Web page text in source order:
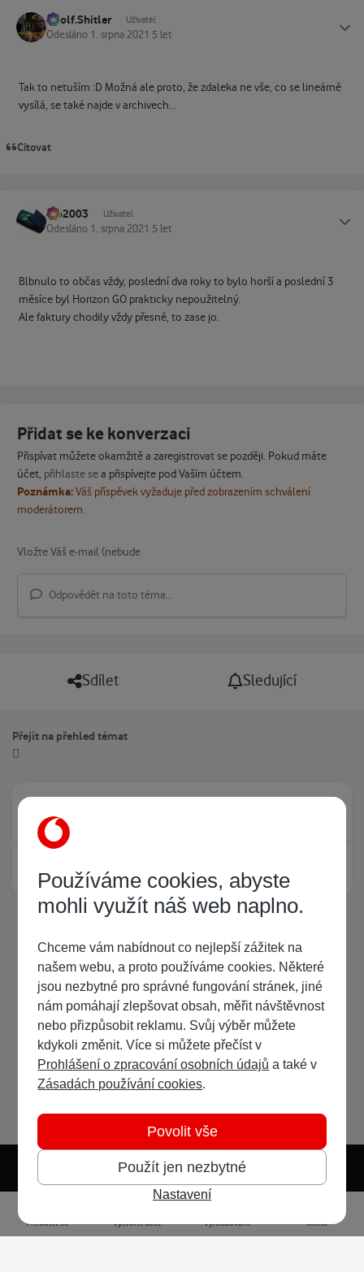
Adolf.Shitler Uživatel
Odesláno 1. srpna 2021 5 let
Tak to netuším :D Možná ale proto, že zdaleka ne vše, co se lineárně
vysílá, se také najde v archivech...
Citovat
Ivo2003 Uživatel
Odesláno 1. srpna 2021 5 let
Blbnulo to občas vždy, poslední dva roky to bylo horší a poslední 3
měsíce byl Horizon GO prakticky nepoužitelný.
Ale faktury chodily vždy přesně, to zase jo.
Přidat se ke konverzaci
Přispívat můžete okamžitě a zaregistrovat se později. Pokud máte
účet, přihlaste sea přispívejte pod Vaším účtem.
Poznámka:Váš příspěvek vyžaduje před zobrazením schválení
moderátorem.
Odpovědět na toto téma...
Sdílet Sledující
Přejít na přehled témat
Právě prohlíží tuto stránku
Žádný registrovaný uživatel si neprohlíží tuto stránku
Světlý režim Předvolba systému
Přihlásit se Vytvořit účet Vyhledávání Menu
Používáme cookies, abyste
mohli využít náš web naplno.
Chceme vám nabídnout co nejlepší zážitek na
našem webu, a proto používáme cookies. Některé
jsou nezbytné pro správné fungování stránek, jiné
nám pomáhají zlepšovat obsah, měřit návštěvnost
nebo přizpůsobit reklamu. Svůj výběr můžete
kdykoli změnit. Více si můžete přečíst v
Prohlášení o zpracování osobních údajů a také v
Zásadách používání cookies.
Použít jen nezbytné
Povolit vše
Nastavení